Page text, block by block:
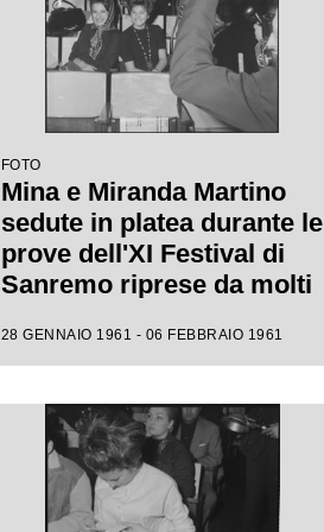
FOTO
Mina e Miranda Martino
sedute in platea durante le
prove dell'XI Festival di
Sanremo riprese da molti
28 GENNAIO 1961 - 06 FEBBRAIO 1961